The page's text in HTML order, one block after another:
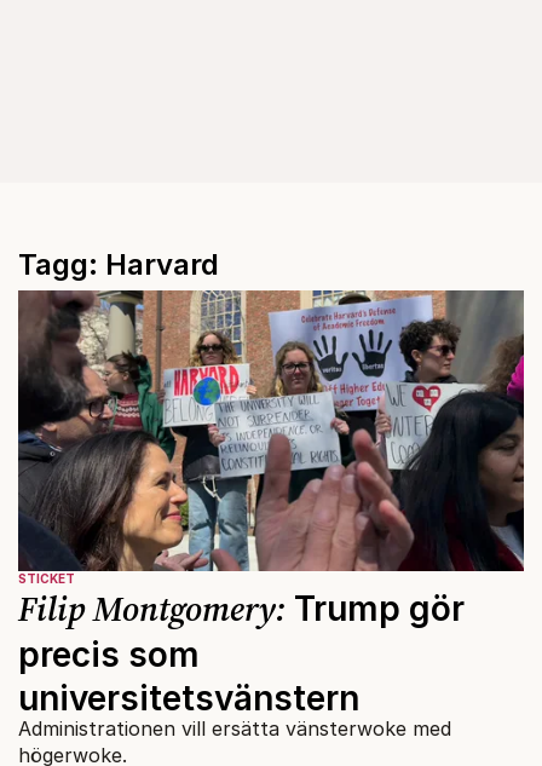
Tagg: Harvard
STICKET
Filip Montgomery: Trump gör
precis som
universitetsvänstern
Administrationen vill ersätta vänsterwoke med
högerwoke.